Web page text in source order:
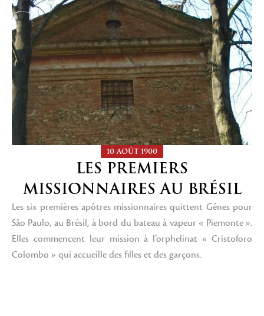
10 AOÛT 1900
LES PREMIERS
MISSIONNAIRES AU BRÉSIL
Les six premières apôtres missionnaires quittent Gênes pour
São Paulo, au Brésil, à bord du bateau à vapeur « Piemonte ».
Elles commencent leur mission à l’orphelinat « Cristoforo
Colombo » qui accueille des filles et des garçons.